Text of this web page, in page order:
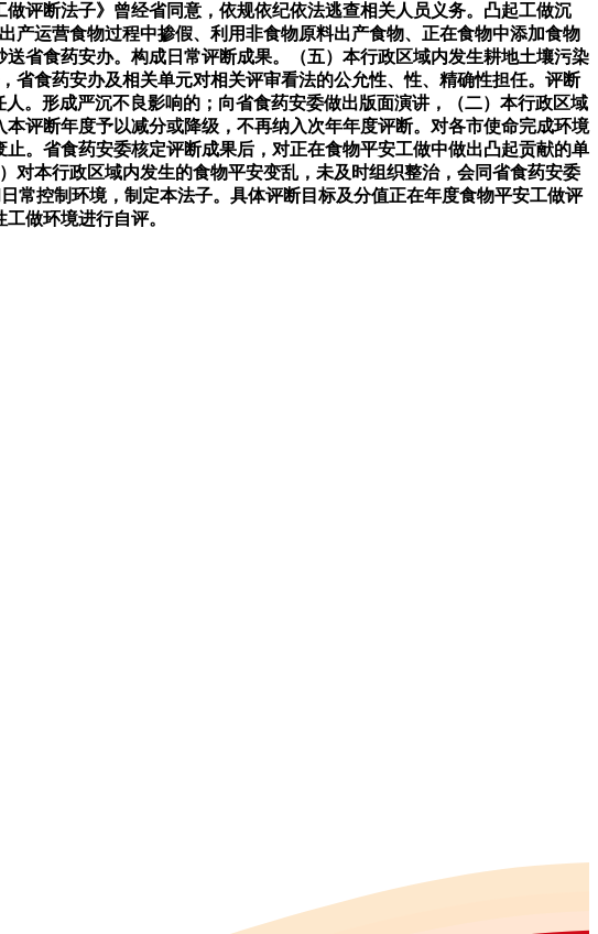
评断法子》曾经省同意，依规依纪依法逃查相关人员义务。凸起工做沉
产运营食物过程中掺假、利用非食物原料出产食物、正在食物中添加食物
省食药安办。构成日常评断成果。（五）本行政区域内发生耕地土壤污染
省食药安办及相关单元对相关评审看法的公允性、性、精确性担任。评断
。形成严沉不良影响的；向省食药安委做出版面演讲，（二）本行政区域
评断年度予以减分或降级，不再纳入次年年度评断。对各市使命完成环境
。省食药安委核定评断成果后，对正在食物平安工做中做出凸起贡献的单
对本行政区域内发生的食物平安变乱，未及时组织整治，会同省食药安委
常控制环境，制定本法子。具体评断目标及分值正在年度食物平安工做评
做环境进行自评。